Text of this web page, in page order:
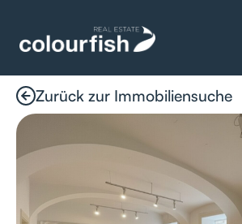
Zurück zur Immobiliensuche
Details anfragen